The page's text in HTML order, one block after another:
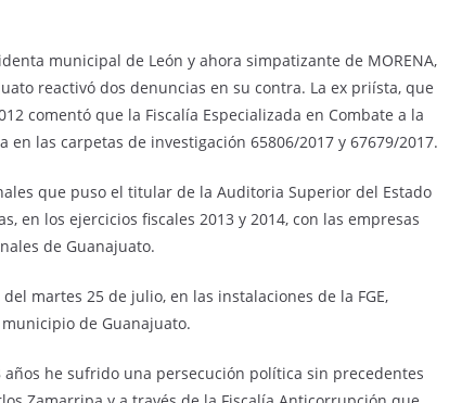
municipal de León y ahora simpatizante de MORENA,
reactivó dos denuncias en su contra. La ex priísta, que
comentó que la Fiscalía Especializada en Combate a la
las carpetas de investigación 65806/2017 y 67679/2017.
que puso el titular de la Auditoria Superior del Estado
en los ejercicios fiscales 2013 y 2014, con las empresas
de Guanajuato.
martes 25 de julio, en las instalaciones de la FGE,
de Guanajuato.
he sufrido una persecución política sin precedentes